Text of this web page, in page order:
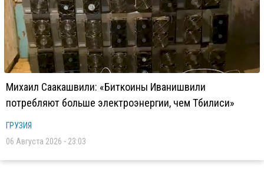
Михаил Саакашвили: «Биткоины Иванишвили
потребляют больше электроэнергии, чем Тбилиси»
ГРУЗИЯ
06 Августа 2026 - 23:03